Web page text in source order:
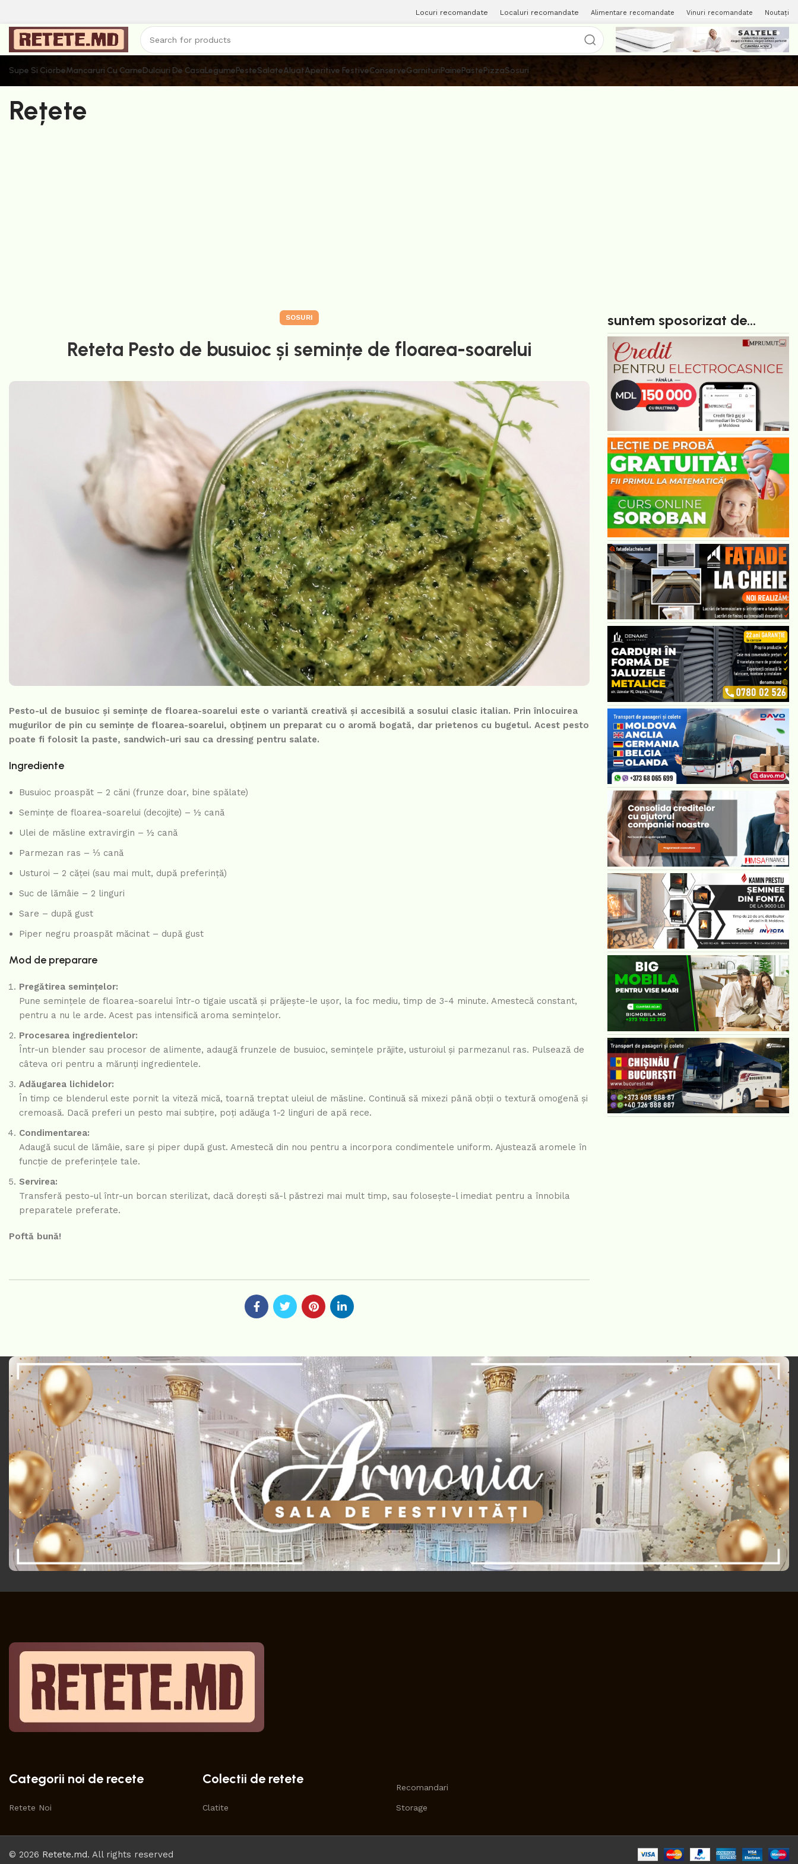
Locuri recomandate Localuri recomandate Alimentare recomandate Vinuri recomandate Noutați
Supe Si CiorbeMancaruri Cu CarneDulciuri De CasaLegumePesteSalateAluatAperitive FestiveConserveGarnituriPainePastePizzaSosuri
Rețete
SOSURI
Reteta Pesto de busuioc și semințe de floarea-soarelui
Pesto-ul de busuioc și semințe de floarea-soarelui este o variantă creativă și accesibilă a sosului clasic italian. Prin înlocuirea
mugurilor de pin cu semințe de floarea-soarelui, obținem un preparat cu o aromă bogată, dar prietenos cu bugetul. Acest pesto
poate fi folosit la paste, sandwich-uri sau ca dressing pentru salate.
Ingrediente
Busuioc proaspăt – 2 căni (frunze doar, bine spălate)
Semințe de floarea-soarelui (decojite) – ½ cană
Ulei de măsline extravirgin – ½ cană
Parmezan ras – ⅓ cană
Usturoi – 2 căței (sau mai mult, după preferință)
Suc de lămâie – 2 linguri
Sare – după gust
Piper negru proaspăt măcinat – după gust
Mod de preparare
Pregătirea semințelor:
Pune semințele de floarea-soarelui într-o tigaie uscată și prăjește-le ușor, la foc mediu, timp de 3-4 minute. Amestecă constant,
pentru a nu le arde. Acest pas intensifică aroma semințelor.
Procesarea ingredientelor:
Într-un blender sau procesor de alimente, adaugă frunzele de busuioc, semințele prăjite, usturoiul și parmezanul ras. Pulsează de
câteva ori pentru a mărunți ingredientele.
Adăugarea lichidelor:
În timp ce blenderul este pornit la viteză mică, toarnă treptat uleiul de măsline. Continuă să mixezi până obții o textură omogenă și
cremoasă. Dacă preferi un pesto mai subțire, poți adăuga 1-2 linguri de apă rece.
Condimentarea:
Adaugă sucul de lămâie, sare și piper după gust. Amestecă din nou pentru a incorpora condimentele uniform. Ajustează aromele în
funcție de preferințele tale.
Servirea:
Transferă pesto-ul într-un borcan sterilizat, dacă dorești să-l păstrezi mai mult timp, sau folosește-l imediat pentru a înnobila
preparatele preferate.
Poftă bună!
suntem sposorizat de...
Categorii noi de recete
Retete Noi
Colectii de retete
Clatite
Recomandari
Storage
© 2026 Retete.md. All rights reserved